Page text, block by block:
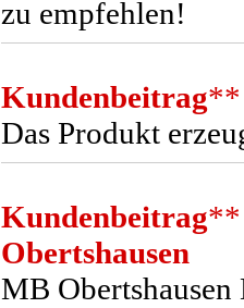
zu empfehlen!
Kundenbeitrag**
Das Produkt
Kundenbeitrag**
Obertshausen
MB Obertshausen